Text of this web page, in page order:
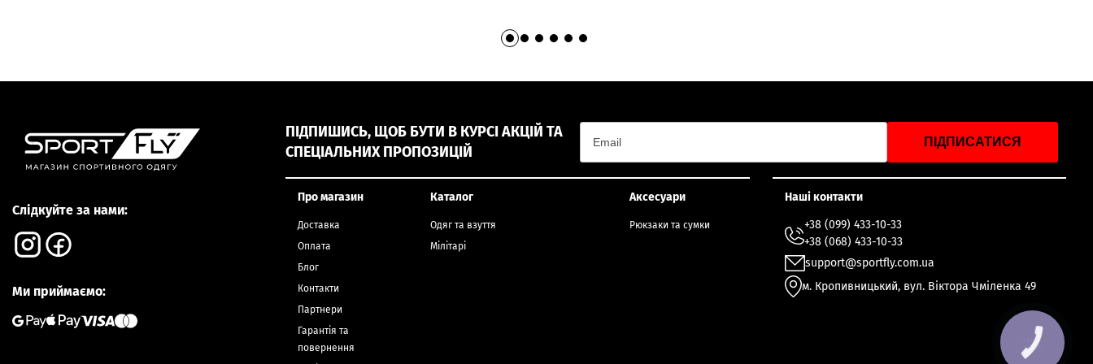
Слідкуйте за нами:
Ми приймаємо:
ПІДПИШИСЬ, ЩОБ БУТИ В КУРСІ АКЦІЙ ТА
СПЕЦІАЛЬНИХ ПРОПОЗИЦІЙ
ПІДПИСАТИСЯ
Про магазин
Доставка
Оплата
Блог
Контакти
Партнери
Гарантія та
повернення
Каталог
Одяг та взуття
Мілітарі
Аксесуари
Рюкзаки та сумки
Наші контакти
+38 (099) 433-10-33
+38 (068) 433-10-33
support@sportfly.com.ua
м. Кропивницький, вул. Віктора Чміленка 49